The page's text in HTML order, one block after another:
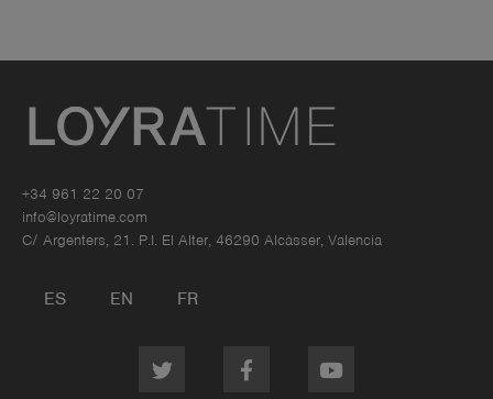
+34 961 22 20 07
info@loyratime.com
C/ Argenters, 21. P.I. El Alter, 46290 Alcàsser, Valencia
ES EN FR